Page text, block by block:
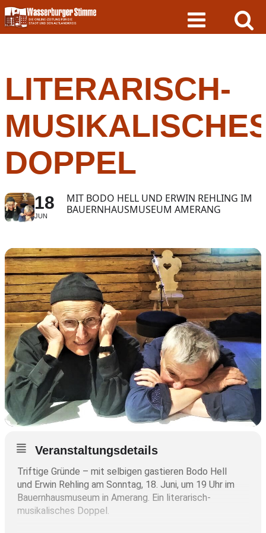
Skip
to
content
LITERARISCH-
DOPPEL
18
JUN
MIT BODO HELL UND ERWIN REHLING IM
BAUERNHAUSMUSEUM AMERANG
Veranstaltungsdetails
Triftige Gründe – mit selbigen gastieren Bodo Hell
und Erwin Rehling am Sonntag, 18. Juni, um 19 Uhr im
Bauernhausmuseum in Amerang. Ein literarisch-
musikalisches Doppel.